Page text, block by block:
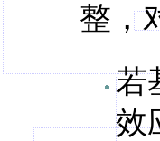
整，
若
效